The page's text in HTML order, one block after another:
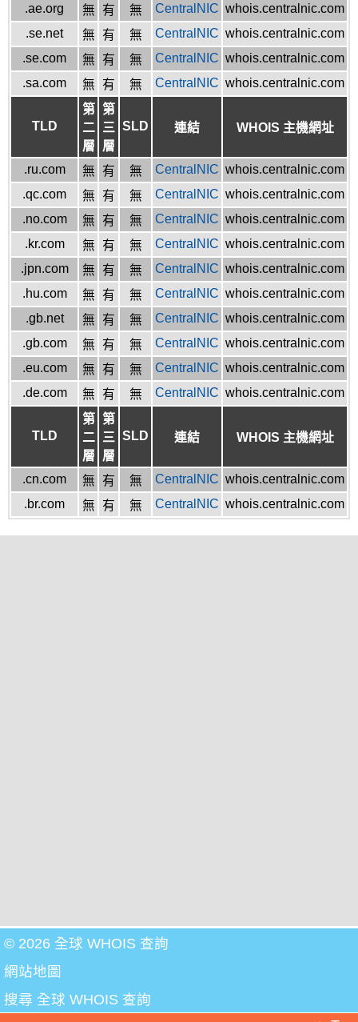
.ae.org
無 有 無 CentralNIC whois.centralnic.com
.se.net
無 有 無 CentralNIC whois.centralnic.com
.se.com
無 有 無 CentralNIC whois.centralnic.com
.sa.com
無 有 無 CentralNIC whois.centralnic.com
TLD
第
二
層
第
三
層
SLD 連結 WHOIS 主機網址
.ru.com 無 有 無 CentralNIC whois.centralnic.com
.qc.com
無 有 無 CentralNIC whois.centralnic.com
.no.com
無 有 無 CentralNIC whois.centralnic.com
.kr.com
無 有 無 CentralNIC whois.centralnic.com
.jpn.com
無 有 無 CentralNIC whois.centralnic.com
.hu.com
無 有 無 CentralNIC whois.centralnic.com
.gb.net
無 有 無 CentralNIC whois.centralnic.com
.gb.com
無 有 無 CentralNIC whois.centralnic.com
.eu.com
無 有 無 CentralNIC whois.centralnic.com
.de.com
無 有 無 CentralNIC whois.centralnic.com
TLD
第
二
層
第
三
層
SLD 連結 WHOIS 主機網址
.cn.com 無 有 無 CentralNIC whois.centralnic.com
.br.com
無 有 無 CentralNIC whois.centralnic.com
© 2026 全球 WHOIS 查詢
網站地圖
搜尋 全球 WHOIS 查詢